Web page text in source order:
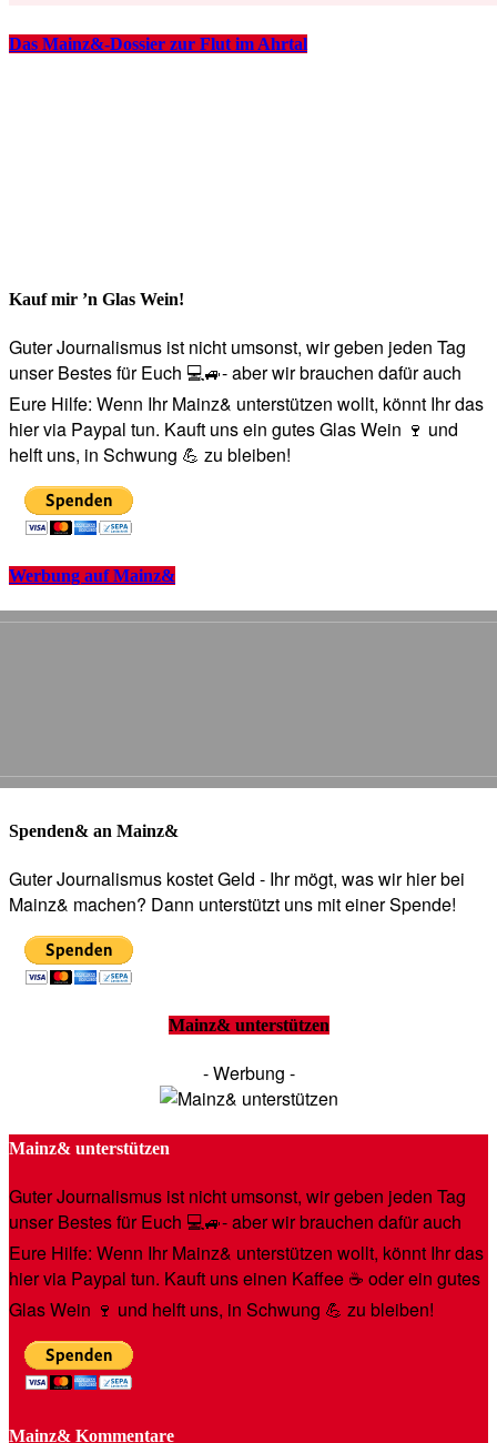
Das Mainz&-Dossier zur Flut im Ahrtal
Kauf mir ’n Glas Wein!
Guter Journalismus ist nicht umsonst, wir geben jeden Tag
unser Bestes für Euch 💻🚙- aber wir brauchen dafür auch
Eure Hilfe: Wenn Ihr Mainz& unterstützen wollt, könnt Ihr das
hier via Paypal tun. Kauft uns ein gutes Glas Wein 🍷 und
helft uns, in Schwung 💪 zu bleiben!
Werbung auf Mainz&
Spenden& an Mainz&
Guter Journalismus kostet Geld - Ihr mögt, was wir hier bei
Mainz& machen? Dann unterstützt uns mit einer Spende!
Mainz& unterstützen
- Werbung -
Mainz& unterstützen
Guter Journalismus ist nicht umsonst, wir geben jeden Tag
unser Bestes für Euch 💻🚙- aber wir brauchen dafür auch
Eure Hilfe: Wenn Ihr Mainz& unterstützen wollt, könnt Ihr das
hier via Paypal tun. Kauft uns einen Kaffee ☕️ oder ein gutes
Glas Wein 🍷 und helft uns, in Schwung 💪 zu bleiben!
Mainz& Kommentare